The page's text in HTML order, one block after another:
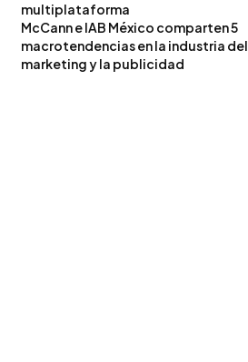
multiplataforma
McCann e IAB México comparten 5
macrotendencias en la industria del
marketing y la publicidad